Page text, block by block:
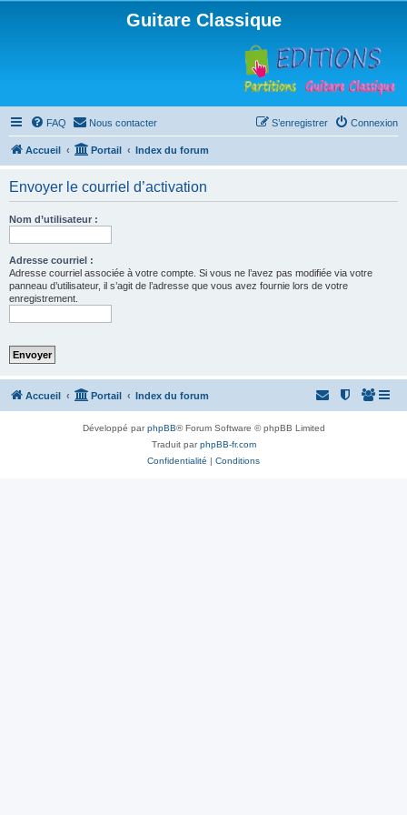
Guitare Classique
FAQ Nous contacter Connexion
S’enregistrer
Accueil Portail Index du forum
Envoyer le courriel d’activation
Nom d’utilisateur :
Adresse courriel :
Adresse courriel associée à votre compte. Si vous ne l’avez pas modifiée via votre
panneau d’utilisateur, il s’agit de l’adresse que vous avez fournie lors de votre
enregistrement.
Accueil Portail Index du forum
Développé parphpBB® Forum Software © phpBB Limited
Traduit parphpBB-fr.com
Confidentialité | Conditions